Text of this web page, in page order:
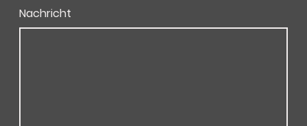
Nachricht